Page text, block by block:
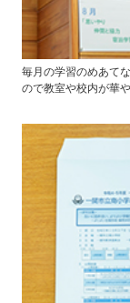
毎月の学習のめあて
ので教室や校内が華